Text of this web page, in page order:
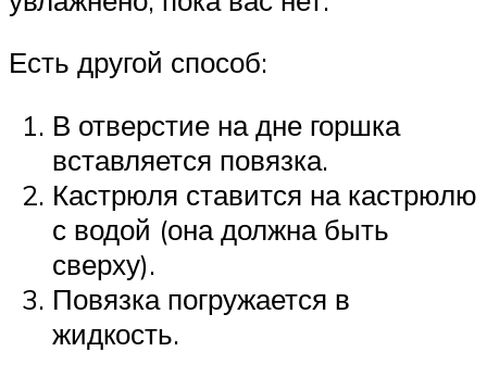
Есть другой способ:
В отверстие на дне горшка
вставляется повязка.
Кастрюля ставится на кастрюлю
с водой (она должна быть
сверху).
Повязка погружается в
жидкость.